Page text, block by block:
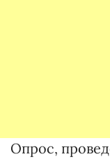
Опрос,